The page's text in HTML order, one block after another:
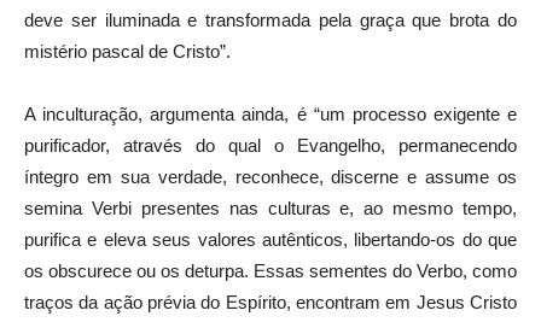
deve ser iluminada e transformada pela graça que brota do
mistério pascal de Cristo”.
A inculturação, argumenta ainda, é “um processo exigente e
purificador, através do qual o Evangelho, permanecendo
íntegro em sua verdade, reconhece, discerne e assume os
semina Verbi presentes nas culturas e, ao mesmo tempo,
purifica e eleva seus valores autênticos, libertando-os do que
os obscurece ou os deturpa. Essas sementes do Verbo, como
traços da ação prévia do Espírito, encontram em Jesus Cristo